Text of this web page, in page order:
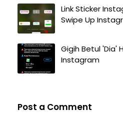
Link Sticker
Swipe Up
Gigih Betul 'Dia'
Instagram
Post a Comment